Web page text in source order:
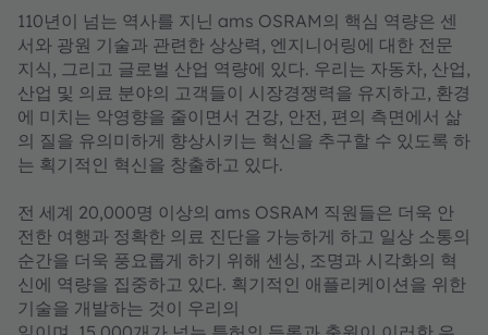
110년이 넘는 역사를 지닌 ams OSRAM의 핵심 역량은 센
서와 광원 기술과 관련한 상상력, 엔지니어링에 대한 전문
지식, 그리고 글로벌 산업 역량에 있다. 우리는 자동차, 산업,
산업 및 의료 분야의 고객들이 시장경쟁력을 유지하고, 환경
에 미치는 악영향을 줄이면서 건강, 안전, 편의 측면에서 삶
의 질을 유의미하게 향상시키는 혁신을 추구할 수 있도록 하
는 획기적인 혁신을 창출하고 있다.
전 세계 20,000명 이상의 ams OSRAM 직원들은 더욱 안
전한 여행과 정확한 의료 진단을 가능하게 하고 일상 소통의
순간을 더욱 풍요롭게 하기 위해 센싱, 조명과 시각화의 혁
신에 역량을 집중하고 있다. 획기적인 애플리케이션을 위한
기술을 개발하는 것이 우리의